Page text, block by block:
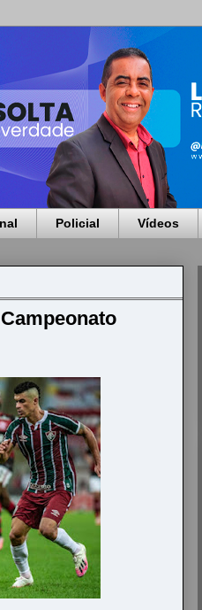
Policial Vídeos